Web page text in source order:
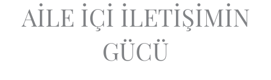
AİLE İÇİ İLETİŞİMİN
GÜCÜ